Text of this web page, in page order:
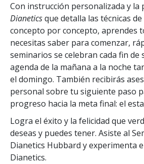
Con instrucción personalizada y la
Dianeticsque detalla las técnicas
concepto por concepto, aprendes
necesitas saber para comenzar,
seminarios se celebran cada fin de
agenda de la mañana a la noche
el domingo. También recibirás
personal sobre tu siguiente paso
progreso hacia la meta final: el
Logra el éxito y la felicidad que
deseas y puedes tener. Asiste al
Dianetics Hubbard y experimenta
Dianetics.